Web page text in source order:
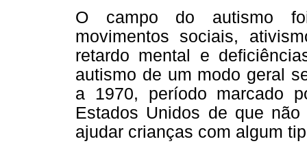
O campo do autismo foi
movimentos sociais,
retardo mental e
autismo de um modo geral
a 1970, período marcado
Estados Unidos de que
ajudar crianças com algum